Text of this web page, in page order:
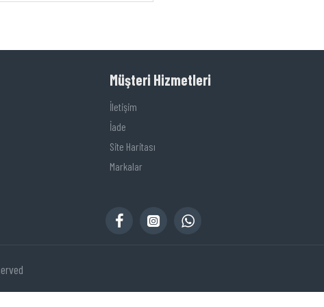
Müşteri Hizmetleri
İletişim
İade
Site Haritası
Markalar